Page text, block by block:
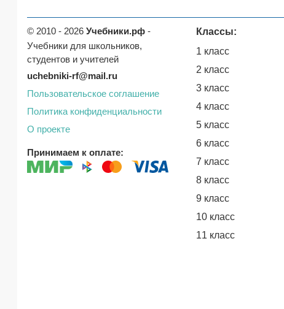
© 2010 - 2026 Учебники.рф -
Учебники для школьников,
студентов и учителей
uchebniki-rf@mail.ru
Пользовательское соглашение
Политика конфиденциальности
О проекте
Принимаем к оплате:
Классы:
1 класс
2 класс
3 класс
4 класс
5 класс
6 класс
7 класс
8 класс
9 класс
10 класс
11 класс